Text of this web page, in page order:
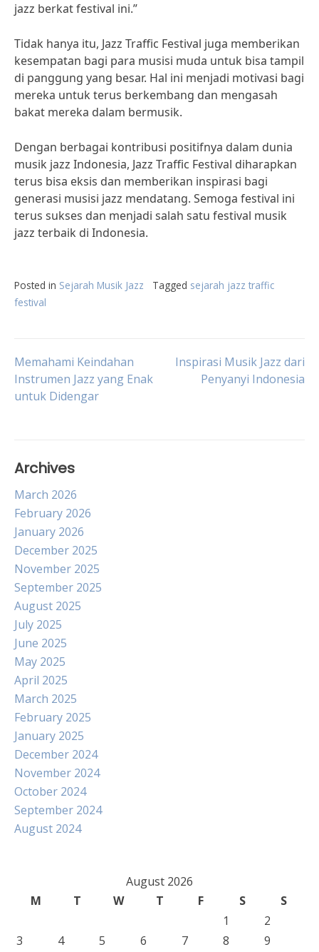
jazz berkat festival ini.”
Tidak hanya itu, Jazz Traffic Festival juga memberikan
kesempatan bagi para musisi muda untuk bisa tampil
di panggung yang besar. Hal ini menjadi motivasi bagi
mereka untuk terus berkembang dan mengasah
bakat mereka dalam bermusik.
Dengan berbagai kontribusi positifnya dalam dunia
musik jazz Indonesia, Jazz Traffic Festival diharapkan
terus bisa eksis dan memberikan inspirasi bagi
generasi musisi jazz mendatang. Semoga festival ini
terus sukses dan menjadi salah satu festival musik
jazz terbaik di Indonesia.
Posted in Sejarah Musik Jazz Tagged sejarah jazz traffic
festival
Post
navigation
Memahami Keindahan
Instrumen Jazz yang Enak
untuk Didengar
Inspirasi Musik Jazz dari
Penyanyi Indonesia
Archives
March 2026
February 2026
January 2026
December 2025
November 2025
September 2025
August 2025
July 2025
June 2025
May 2025
April 2025
March 2025
February 2025
January 2025
December 2024
November 2024
October 2024
September 2024
August 2024
August 2026
M
T W T F S
S
1
2
3
4 5 6 7 8
9